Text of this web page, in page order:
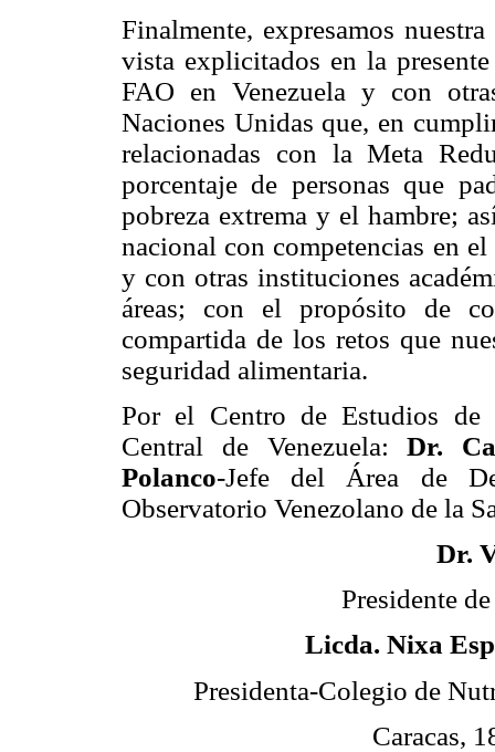
Finalmente, expresamos
vista explicitados en la
FAO en Venezuela y con
Naciones Unidas que, en
relacionadas con la Meta
porcentaje de personas que
pobreza extrema y el hambre;
nacional con competencias en
y con otras instituciones
áreas; con el propósito de
compartida de los retos que
seguridad alimentaria.
Por el Centro de Estudios de
Central de Venezuela:Dr.
Polanco-Jefe del Área de
Observatorio Venezolano de la
Dr.
Presidente
Licda. Nixa
Presidenta-Colegio de
Caracas,